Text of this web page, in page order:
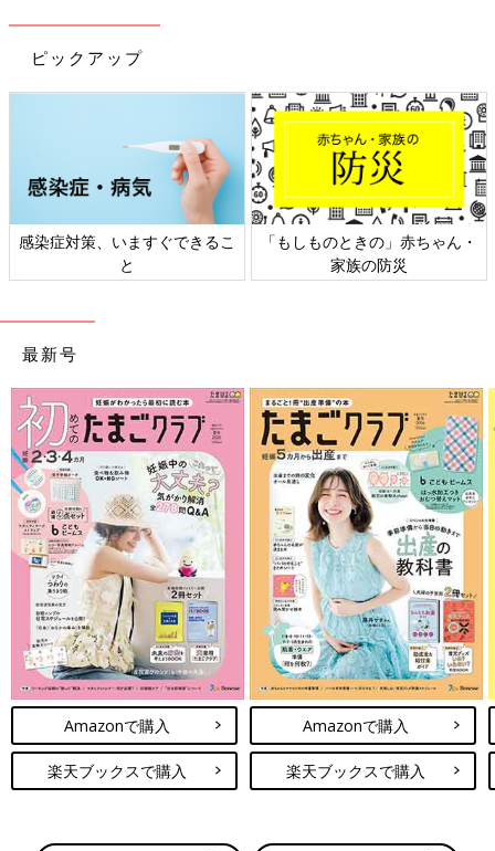
ピックアップ
感染症対策、いますぐできるこ
と
「もしものときの」赤ちゃん・
家族の防災
最新号
Amazonで購入
楽天ブックスで購入
Amazonで購入
楽天ブックスで購入